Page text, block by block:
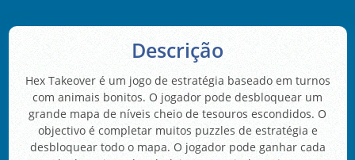
Descrição
Hex Takeover é um jogo de estratégia baseado em turnos
com animais bonitos. O jogador pode desbloquear um
grande mapa de níveis cheio de tesouros escondidos. O
objectivo é completar muitos puzzles de estratégia e
desbloquear todo o mapa. O jogador pode ganhar cada